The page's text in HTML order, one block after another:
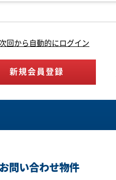
回から自動的にログイン
新規会員登録
お問い合わせ物件